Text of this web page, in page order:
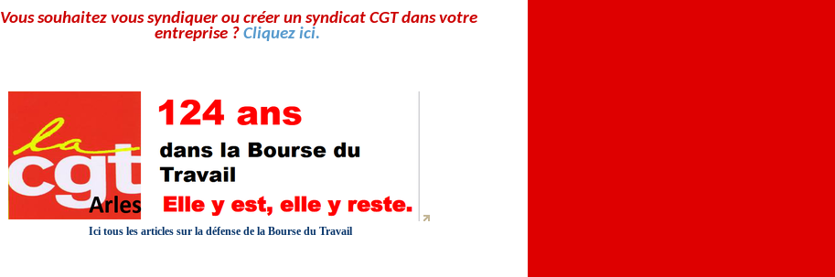
Vous souhaitez vous syndiquer ou créer un syndicat CGT dans votre
entreprise ? Cliquez ici.
Ici tous les articles sur la défense de la Bourse du Travail